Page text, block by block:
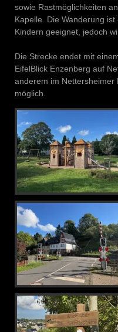
sowie Rastmöglichkeiten
Kapelle. Die Wanderung
Kindern geeignet, jedoch
Die Strecke endet mit
EifelBlick Enzenberg auf
anderem im Nettersheimer
möglich.